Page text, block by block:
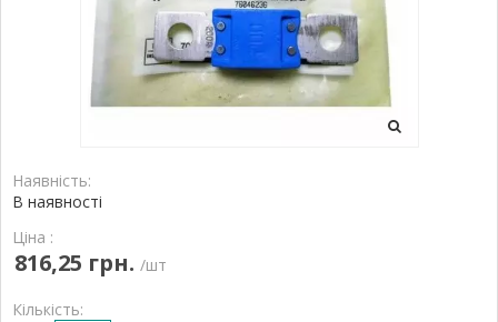
Наявність:
В наявності
Ціна :
816,25 грн. /шт
Кількість: